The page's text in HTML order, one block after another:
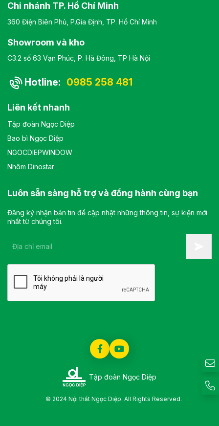
Chi nhánh TP. Hồ Chí Minh
360 Điện Biên Phủ, P.Gia Định, TP. Hồ Chí Minh
Showroom và kho
C3.2 số 63 Vạn Phúc, P. Hà Đông, TP Hà Nội
Hotline: 0985 258 481
Liên kết nhanh
Tập đoàn Ngọc Diệp
Bao bì Ngọc Diệp
NGOCDIEPWINDOW
Nhôm Dinostar
Luôn sẵn sàng hỗ trợ và đồng hành cùng bạn
Đăng ký nhận bản tin để cập nhật những thông tin, sự kiện mới
nhất từ chúng tôi.
Tập đoàn Ngọc Diệp
© 2024 Nội thất Ngọc Diệp. All Rights Reserved.